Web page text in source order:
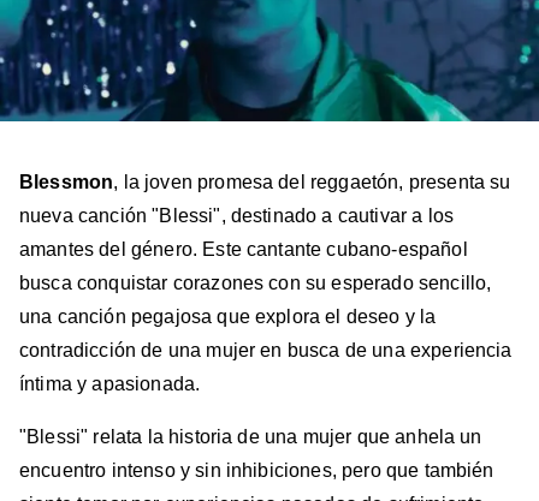
Blessmon, la joven promesa del reggaetón, presenta su
nueva canción "Blessi", destinado a cautivar a los
amantes del género. Este cantante cubano-español
busca conquistar corazones con su esperado sencillo,
una canción pegajosa que explora el deseo y la
contradicción de una mujer en busca de una experiencia
íntima y apasionada.
"Blessi" relata la historia de una mujer que anhela un
encuentro intenso y sin inhibiciones, pero que también